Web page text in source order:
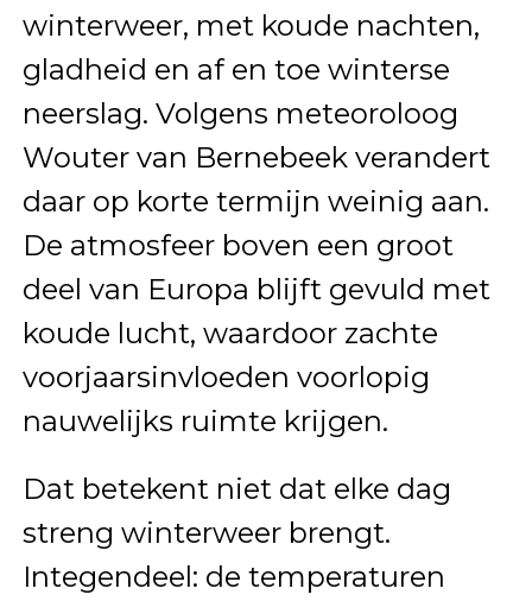
winterweer, met koude nachten,
gladheid en af en toe winterse
neerslag. Volgens meteoroloog
Wouter van Bernebeek verandert
daar op korte termijn weinig aan.
De atmosfeer boven een groot
deel van Europa blijft gevuld met
koude lucht, waardoor zachte
voorjaarsinvloeden voorlopig
nauwelijks ruimte krijgen.
Dat betekent niet dat elke dag
streng winterweer brengt.
Integendeel: de temperaturen